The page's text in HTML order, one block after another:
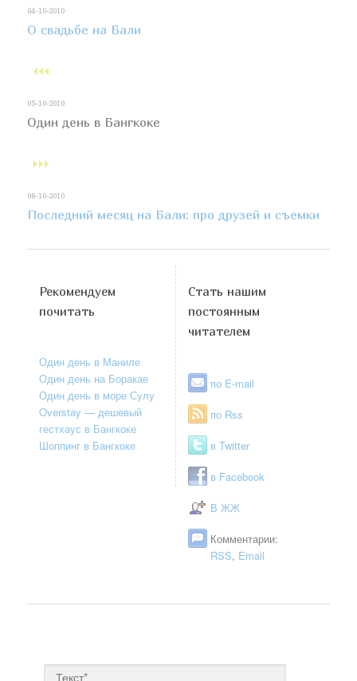
04-10-2010
О свадьбе на Бали
05-10-2010
Один день в Бангкоке
06-10-2010
Последний месяц на Бали: про друзей и съемки
Рекомендуем
почитать
Один день в Маниле
Один день на Боракае
Один день в море Сулу
Overstay — дешевый
гестхаус в Бангкоке
Шоппинг в Бангкоке
Стать нашим
постоянным
читателем
по E-mail
по Rss
в Twitter
в Facebook
В ЖЖ
Комментарии:
RSS, Email